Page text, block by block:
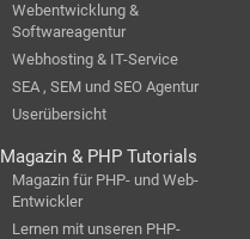
Webentwicklung &
Softwareagentur
Webhosting & IT-Service
SEA , SEM und SEO Agentur
Userübersicht
Magazin & PHP Tutorials
Magazin für PHP- und Web-
Entwickler
Lernen mit unseren PHP-